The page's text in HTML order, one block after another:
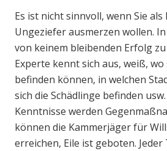
Es ist nicht sinnvoll, wenn Sie
Ungeziefer ausmerzen wollen.
von keinem bleibenden Erfolg
Experte kennt sich aus, weiß,
befinden können, in welchen
sich die Schädlinge befinden
Kenntnisse werden
können die Kammerjäger für
erreichen, Eile ist geboten.